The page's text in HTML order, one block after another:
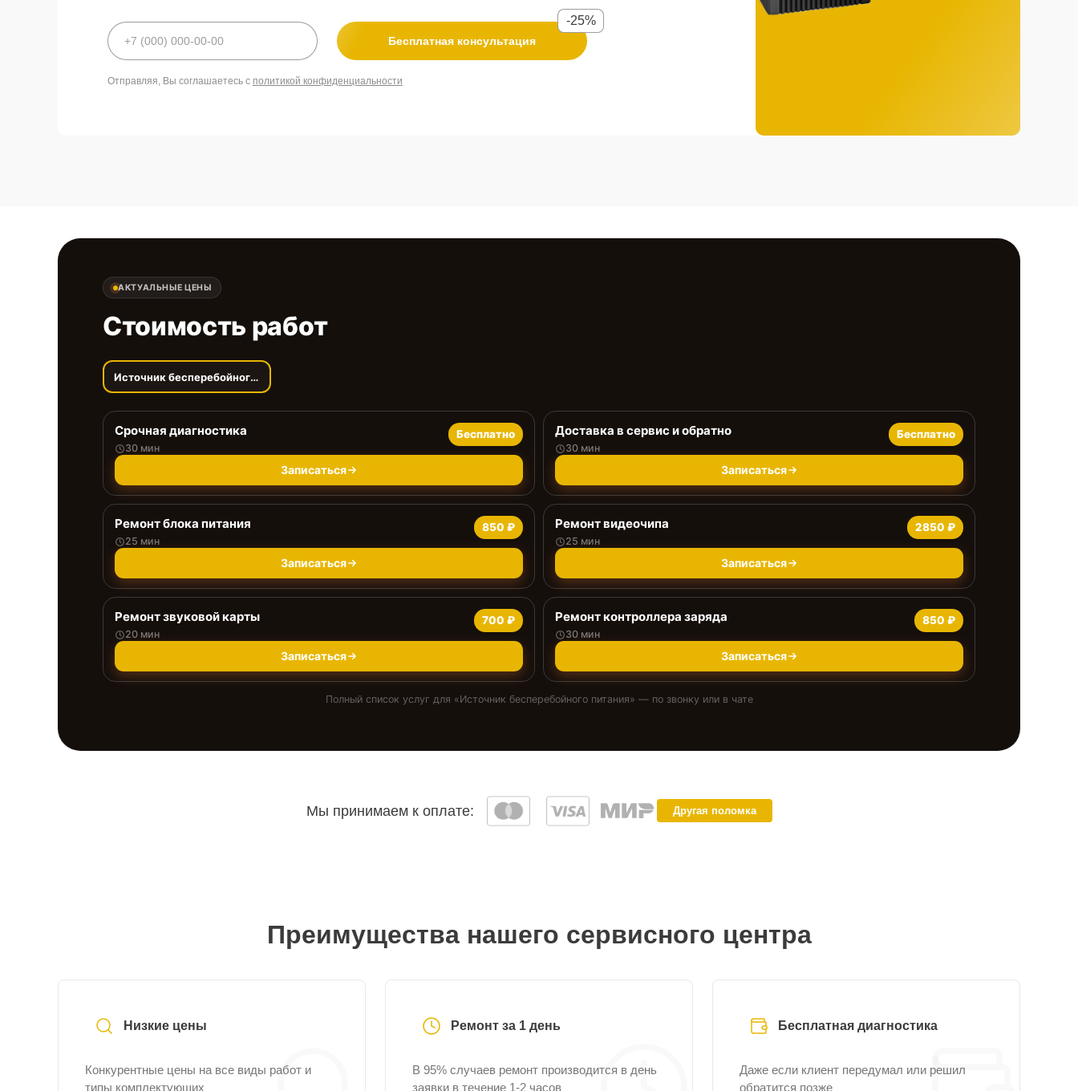
Бесплатная консультация
-25%
Отправляя, Вы соглашаетесь с политикой конфиденциальности
АКТУАЛЬНЫЕ ЦЕНЫ
Стоимость работ
Источник бесперебойного питания
Срочная диагностика
30 мин
Бесплатно
Записаться
Доставка в сервис и обратно
30 мин
Бесплатно
Записаться
Ремонт блока питания
25 мин
850 ₽
Записаться
Ремонт видеочипа
25 мин
2850 ₽
Записаться
Ремонт звуковой карты
20 мин
700 ₽
Записаться
Ремонт контроллера заряда
30 мин
850 ₽
Записаться
Полный список услуг для «Источник бесперебойного питания» — по звонку или в чате
Мы принимаем к оплате: Другая поломка
Преимущества нашего сервисного центра
Низкие цены
Конкурентные цены на все виды работ и
типы комплектующих
Ремонт за 1 день
В 95% случаев ремонт производится в день
заявки в течение 1-2 часов
Бесплатная диагностика
Даже если клиент передумал или решил
обратится позже